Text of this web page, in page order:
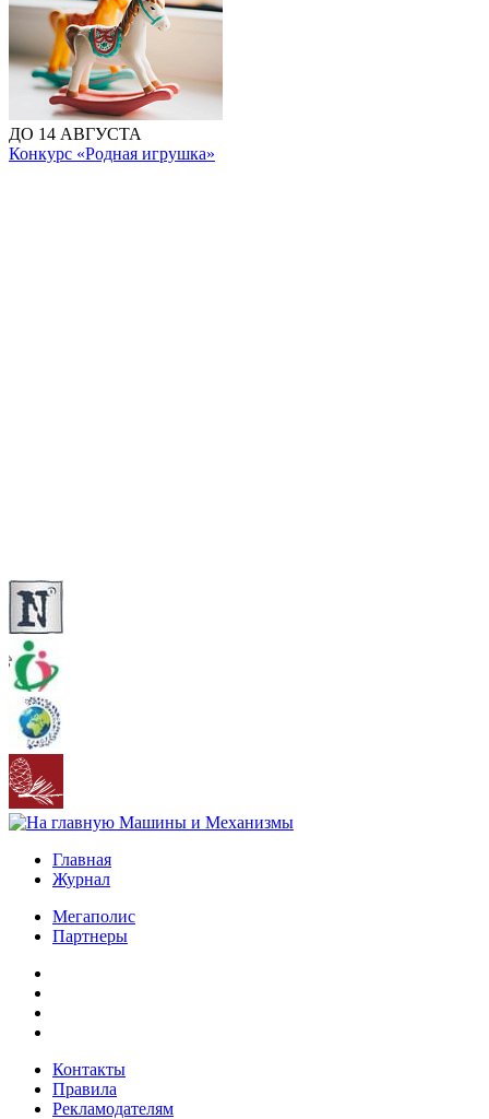
ДО 14 АВГУСТА
Конкурс «Родная игрушка»
Главная
Журнал
Мегаполис
Партнеры
Контакты
Правила
Рекламодателям